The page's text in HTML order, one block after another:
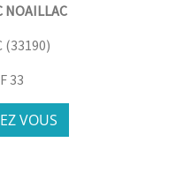
NOAILLAC
(33190)
33
VOUS